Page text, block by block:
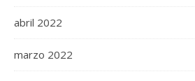
abril 2022
marzo 2022